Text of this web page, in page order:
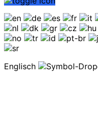
Englisch